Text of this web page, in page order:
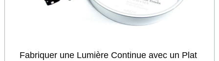
Fabriquer une Lumière Continue avec un Plat